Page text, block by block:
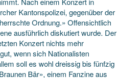
Kantonspolizei, gegenüber der
Ordnung.» Offensichtlich
ausführlich diskutiert wurde. Der
Konzert nichts mehr
wenn sich Nationalisten
soll es wohl dreissig bis fünfzig
Bär», einem Fanzine aus